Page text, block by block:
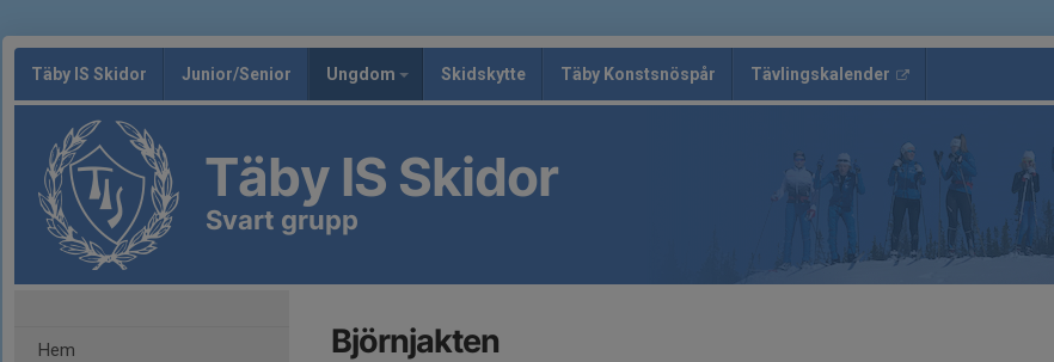
Täby IS Skidor Junior/Senior Ungdom Skidskytte Täby Konstsnöspår Tävlingskalender
Täby IS Skidor
Svart grupp
Hem Björnjakten